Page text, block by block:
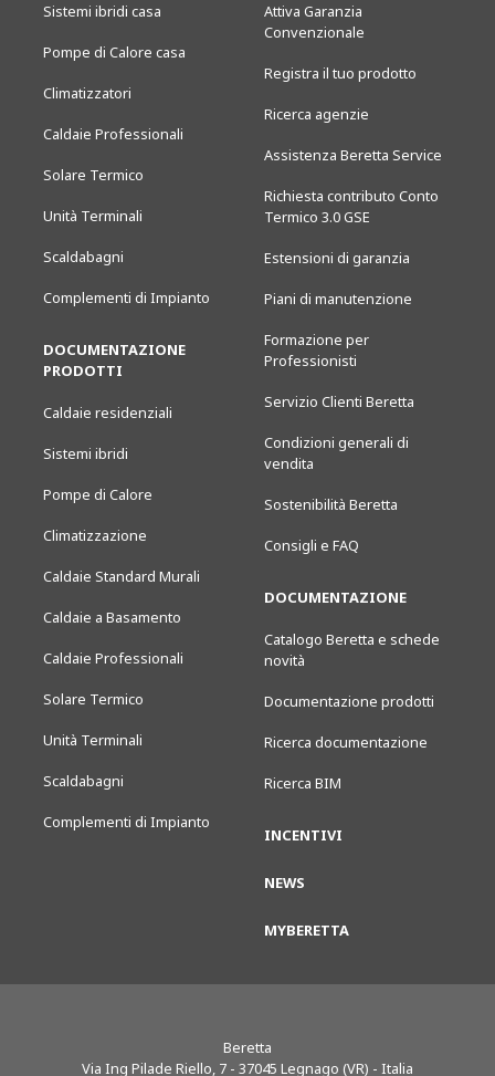
Sistemi ibridi casa
Pompe di Calore casa
Climatizzatori
Caldaie Professionali
Solare Termico
Unità Terminali
Scaldabagni
Complementi di Impianto
DOCUMENTAZIONE
PRODOTTI
Caldaie residenziali
Sistemi ibridi
Pompe di Calore
Climatizzazione
Caldaie Standard Murali
Caldaie a Basamento
Caldaie Professionali
Solare Termico
Unità Terminali
Scaldabagni
Complementi di Impianto
Attiva Garanzia
Convenzionale
Registra il tuo prodotto
Ricerca agenzie
Assistenza Beretta Service
Richiesta contributo Conto
Termico 3.0 GSE
Estensioni di garanzia
Piani di manutenzione
Formazione per
Professionisti
Servizio Clienti Beretta
Condizioni generali di
vendita
Sostenibilità Beretta
Consigli e FAQ
DOCUMENTAZIONE
Catalogo Beretta e schede
novità
Documentazione prodotti
Ricerca documentazione
Ricerca BIM
INCENTIVI
NEWS
MYBERETTA
Beretta
Via Ing Pilade Riello, 7 - 37045 Legnago (VR) - Italia